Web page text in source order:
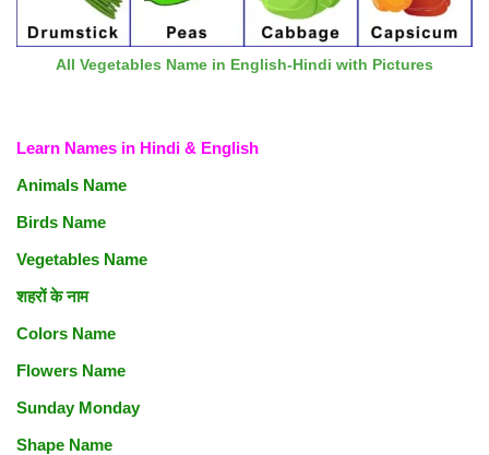
All Vegetables Name in English-Hindi with Pictures
Learn Names in Hindi & English
Animals Name
Birds Name
Vegetables Name
शहरों के नाम
Colors Name
Flowers Name
Sunday Monday
Shape Name